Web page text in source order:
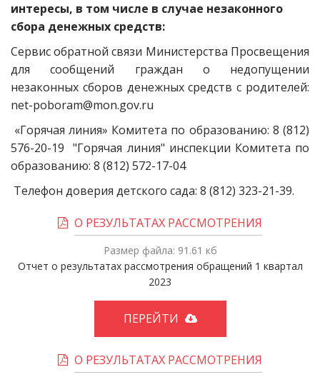
интересы, в том числе в случае незаконного
сбора денежных средств:
Сервис обратной связи Министерства Просвещения
для сообщений граждан о недопущении
незаконных сборов денежных средств с родителей:
net-poboram@mon.gov.ru
«Горячая линия» Комитета по образованию: 8 (812)
576-20-19 "Горячая линия" инспекции Комитета по
образованию: 8 (812) 572-17-04
Телефон доверия детского сада: 8 (812) 323-21-39.
О РЕЗУЛЬТАТАХ РАССМОТРЕНИЯ
Размер файла: 91.61 кб
Отчет о результатах рассмотрения обращений 1 квартал
2023
ПЕРЕЙТИ
О РЕЗУЛЬТАТАХ РАССМОТРЕНИЯ